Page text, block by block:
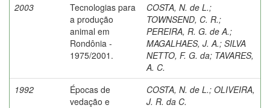
2003
Tecnologias para
a produção
animal em
Rondônia -
1975/2001.
COSTA, N. de L.;
TOWNSEND, C. R.;
PEREIRA, R. G. de A.;
MAGALHAES, J. A.; SILVA
NETTO, F. G. da; TAVARES,
A. C.
1992
Épocas de
vedação e
COSTA, N. de L.; OLIVEIRA,
J. R. da C.